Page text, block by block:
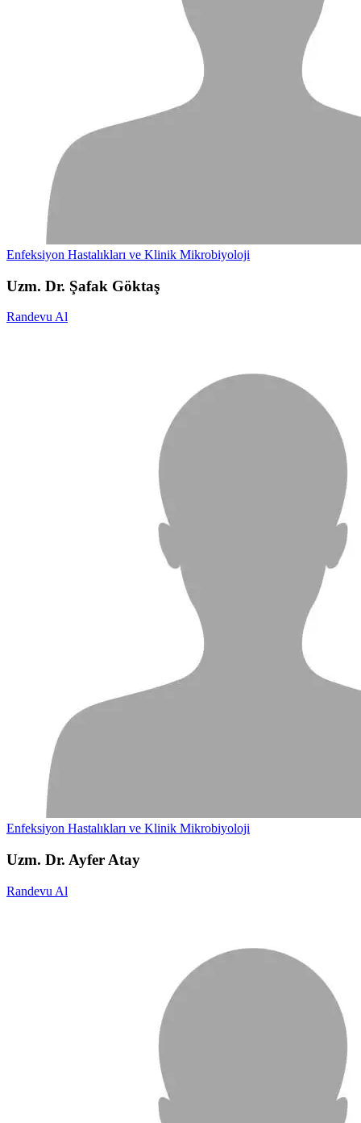
Enfeksiyon Hastalıkları ve Klinik Mikrobiyoloji
Uzm. Dr. Şafak Göktaş
Randevu Al
Enfeksiyon Hastalıkları ve Klinik Mikrobiyoloji
Uzm. Dr. Ayfer Atay
Randevu Al